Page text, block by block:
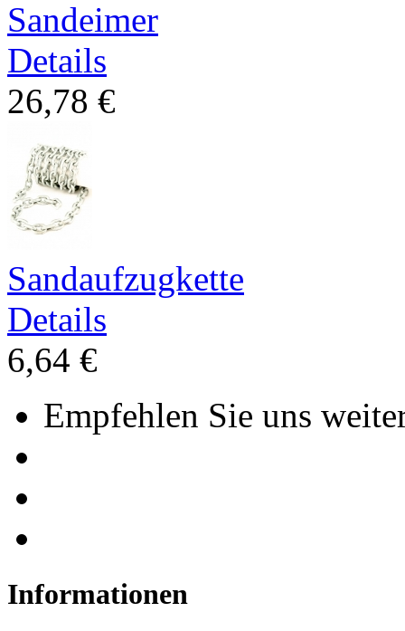
Sandeimer
Details
26,78 €
Sandaufzugkette
Details
6,64 €
Empfehlen Sie uns
Informationen